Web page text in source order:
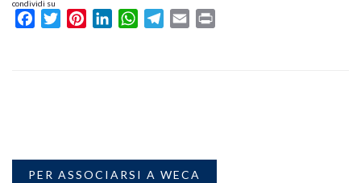
condividi su
FacebookTwitterPinterestLinkedInWhatsAppTelegram
Email
PER ASSOCIARSI A WECA